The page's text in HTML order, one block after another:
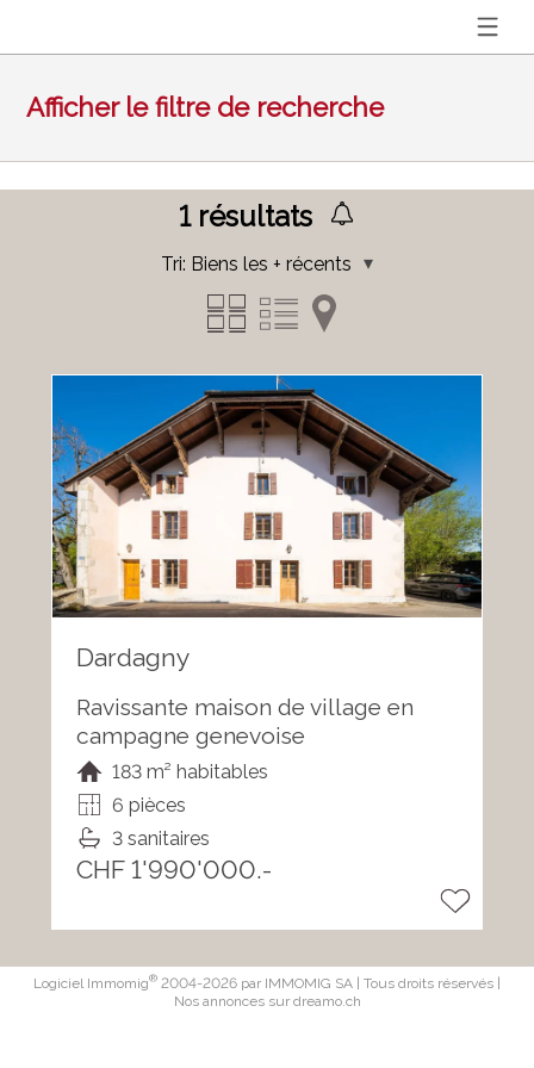
Afficher le filtre de recherche
1résultats
Tri: Biens les + récents
Dardagny
Ravissante maison de village en
campagne genevoise
183 m² habitables
6 pièces
3 sanitaires
CHF 1'990'000.-
Logiciel Immomig® 2004-2026 par IMMOMIG SA | Tous droits réservés |
Nos annonces sur dreamo.ch